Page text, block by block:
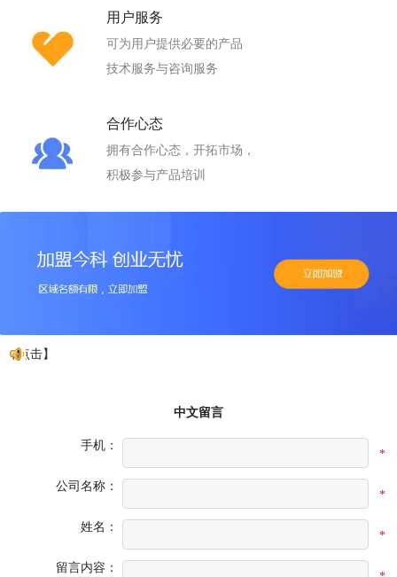
用户服务
可为用户提供必要的产品
技术服务与咨询服务
合作心态
拥有合作心态，开拓市场，
积极参与产品培训
点击】
中文留言
手机：
*
公司名称：
*
姓名：
*
留言内容：